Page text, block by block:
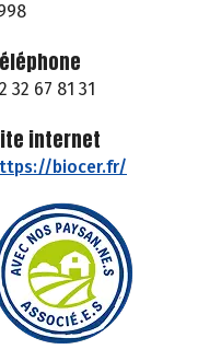
32 67 81 31
internet
biocer.fr/